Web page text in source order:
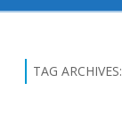
TAG ARCHIVES: